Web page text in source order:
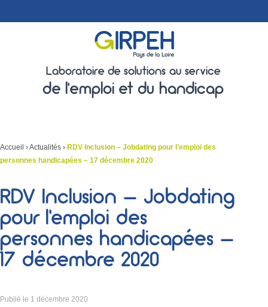
Laboratoire de solutions au service
de l'emploi et du handicap
Accueil ›Actualités › RDV Inclusion – Jobdating pour l’emploi des
personnes handicapées – 17 décembre 2020
RDV Inclusion – Jobdating
pour l’emploi des
personnes handicapées –
17 décembre 2020
Publié le 1 décembre 2020